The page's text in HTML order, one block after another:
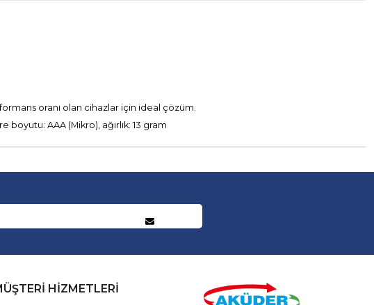
oranı olan cihazlar için ideal çözüm.
AAA (Mikro), ağırlık: 13 gram
HİZMETLERİ